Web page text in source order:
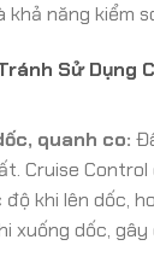
khả năng kiểm
Sử Dụng
quanh co:
Cruise
khi lên dốc,
xuống dốc,